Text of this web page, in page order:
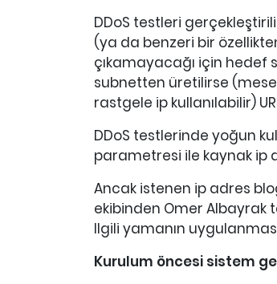
DDoS testleri
(ya da benzeri bir
çıkamayacağı için hedef
subnetten üretilirse
rastgele ip kullanılabilir)
DDoS testlerinde yoğun
parametresi ile kaynak ip
Ancak istenen ip adres
ekibinden Omer
Ilgili yamanın
Kurulum öncesi sistem